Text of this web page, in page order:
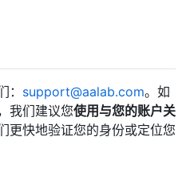
support@aalab.com。如
我们建议您使用与您的账户关
更快地验证您的身份或定位您